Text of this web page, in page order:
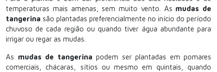
temperaturas mais amenas, sem muito vento. As mudas de
tangerina são plantadas preferencialmente no início do período
chuvoso de cada região ou quando tiver água abundante para
irrigar ou regar as mudas.
As mudas de tangerina podem ser plantadas em pomares
comerciais, chácaras, sítios ou mesmo em quintais, quando